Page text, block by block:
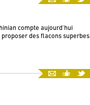
compte aujourd'hui
des flacons superbes